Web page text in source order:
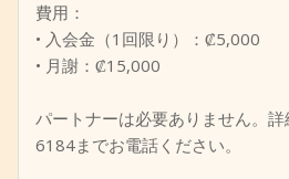
費用：
• 入会金（1回限り）：₡5,000
• 月謝：₡15,000
パートナーは必要ありません。
6184までお電話ください。